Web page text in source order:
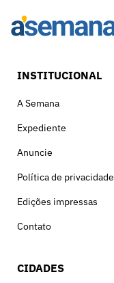
INSTITUCIONAL
A Semana
Expediente
Anuncie
Política de privacidade
Edições impressas
Contato
CIDADES